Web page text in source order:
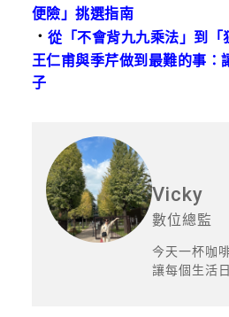
便險」挑選指南
．從「不會背九九乘法」到「
王仁甫與季芹做到最難的事：
子
Vicky
數位總監
今天一杯咖
讓每個生活